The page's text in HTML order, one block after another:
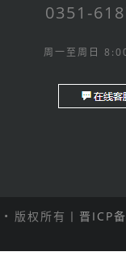
0351-
周一至周日
• 版权所有丨 晋ICP